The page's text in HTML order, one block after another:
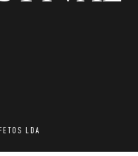
LDA